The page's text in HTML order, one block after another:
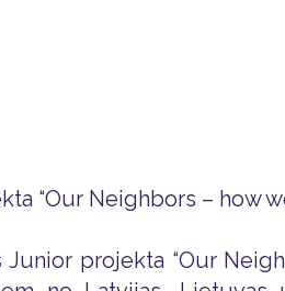
“Our Neighbors – how
projekta “Our